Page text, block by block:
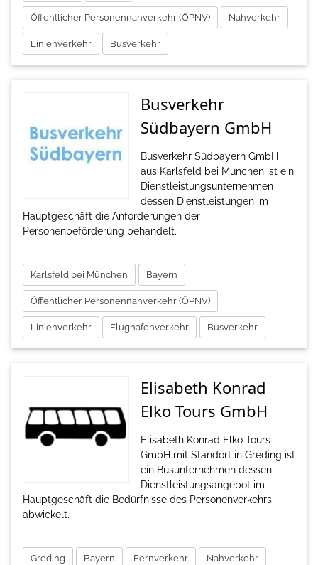
Öffentlicher Personennahverkehr (ÖPNV) Nahverkehr
Linienverkehr Busverkehr
Busverkehr
Südbayern GmbH
Busverkehr Südbayern GmbH
aus Karlsfeld bei München ist ein
Dienstleistungsunternehmen
dessen Dienstleistungen im
Hauptgeschäft die Anforderungen der
Personenbeförderung behandelt.
Karlsfeld bei München Bayern
Öffentlicher Personennahverkehr (ÖPNV)
Linienverkehr Flughafenverkehr Busverkehr
Elisabeth Konrad
Elko Tours GmbH
Elisabeth Konrad Elko Tours
GmbH mit Standort in Greding ist
ein Busunternehmen dessen
Dienstleistungsangebot im
Hauptgeschäft die Bedürfnisse des Personenverkehrs
abwickelt.
Greding Bayern Fernverkehr Nahverkehr